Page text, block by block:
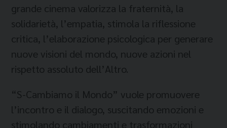
grande cinema valorizza la fraternità, la
solidarietà, l’empatia, stimola la riflessione
critica, l’elaborazione psicologica per generare
nuove visioni del mondo, nuove azioni nel
rispetto assoluto dell’Altro.
“S-Cambiamo il Mondo” vuole promuovere
l’incontro e il dialogo, suscitando emozioni e
stimolando cambiamenti e trasformazioni